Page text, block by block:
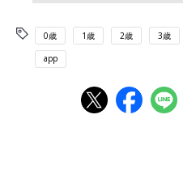
0歳 1歳 2歳 3歳
app